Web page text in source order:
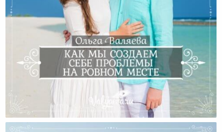
Как Мы Создаем Себе Проблемы На Ровном Месте